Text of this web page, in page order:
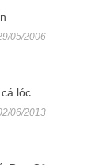
05/2006
lóc
06/2013